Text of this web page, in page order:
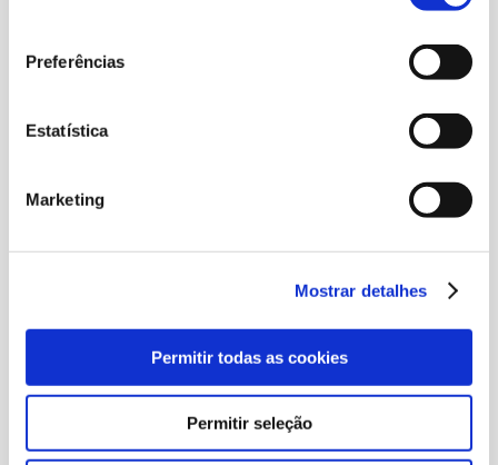
Preferências
Estatística
Marketing
Mostrar detalhes
Permitir todas as cookies
Permitir seleção
OBSERVATÓRIO DA REDE SOCIAL DA
FARMÁCIA 2023 no México
O primeiro estudo aprofundado sobre o
funcionamento e as estratégias das redes sociais